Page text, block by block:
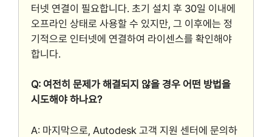
터넷 연결이 필요합니다. 초기 설치 후 30일 이내에
오프라인 상태로 사용할 수 있지만, 그 이후에는 정
기적으로 인터넷에 연결하여 라이센스를 확인해야
합니다.
Q: 여전히 문제가 해결되지 않을 경우 어떤 방법을
시도해야 하나요?
A: 마지막으로, Autodesk 고객 지원 센터에 문의하